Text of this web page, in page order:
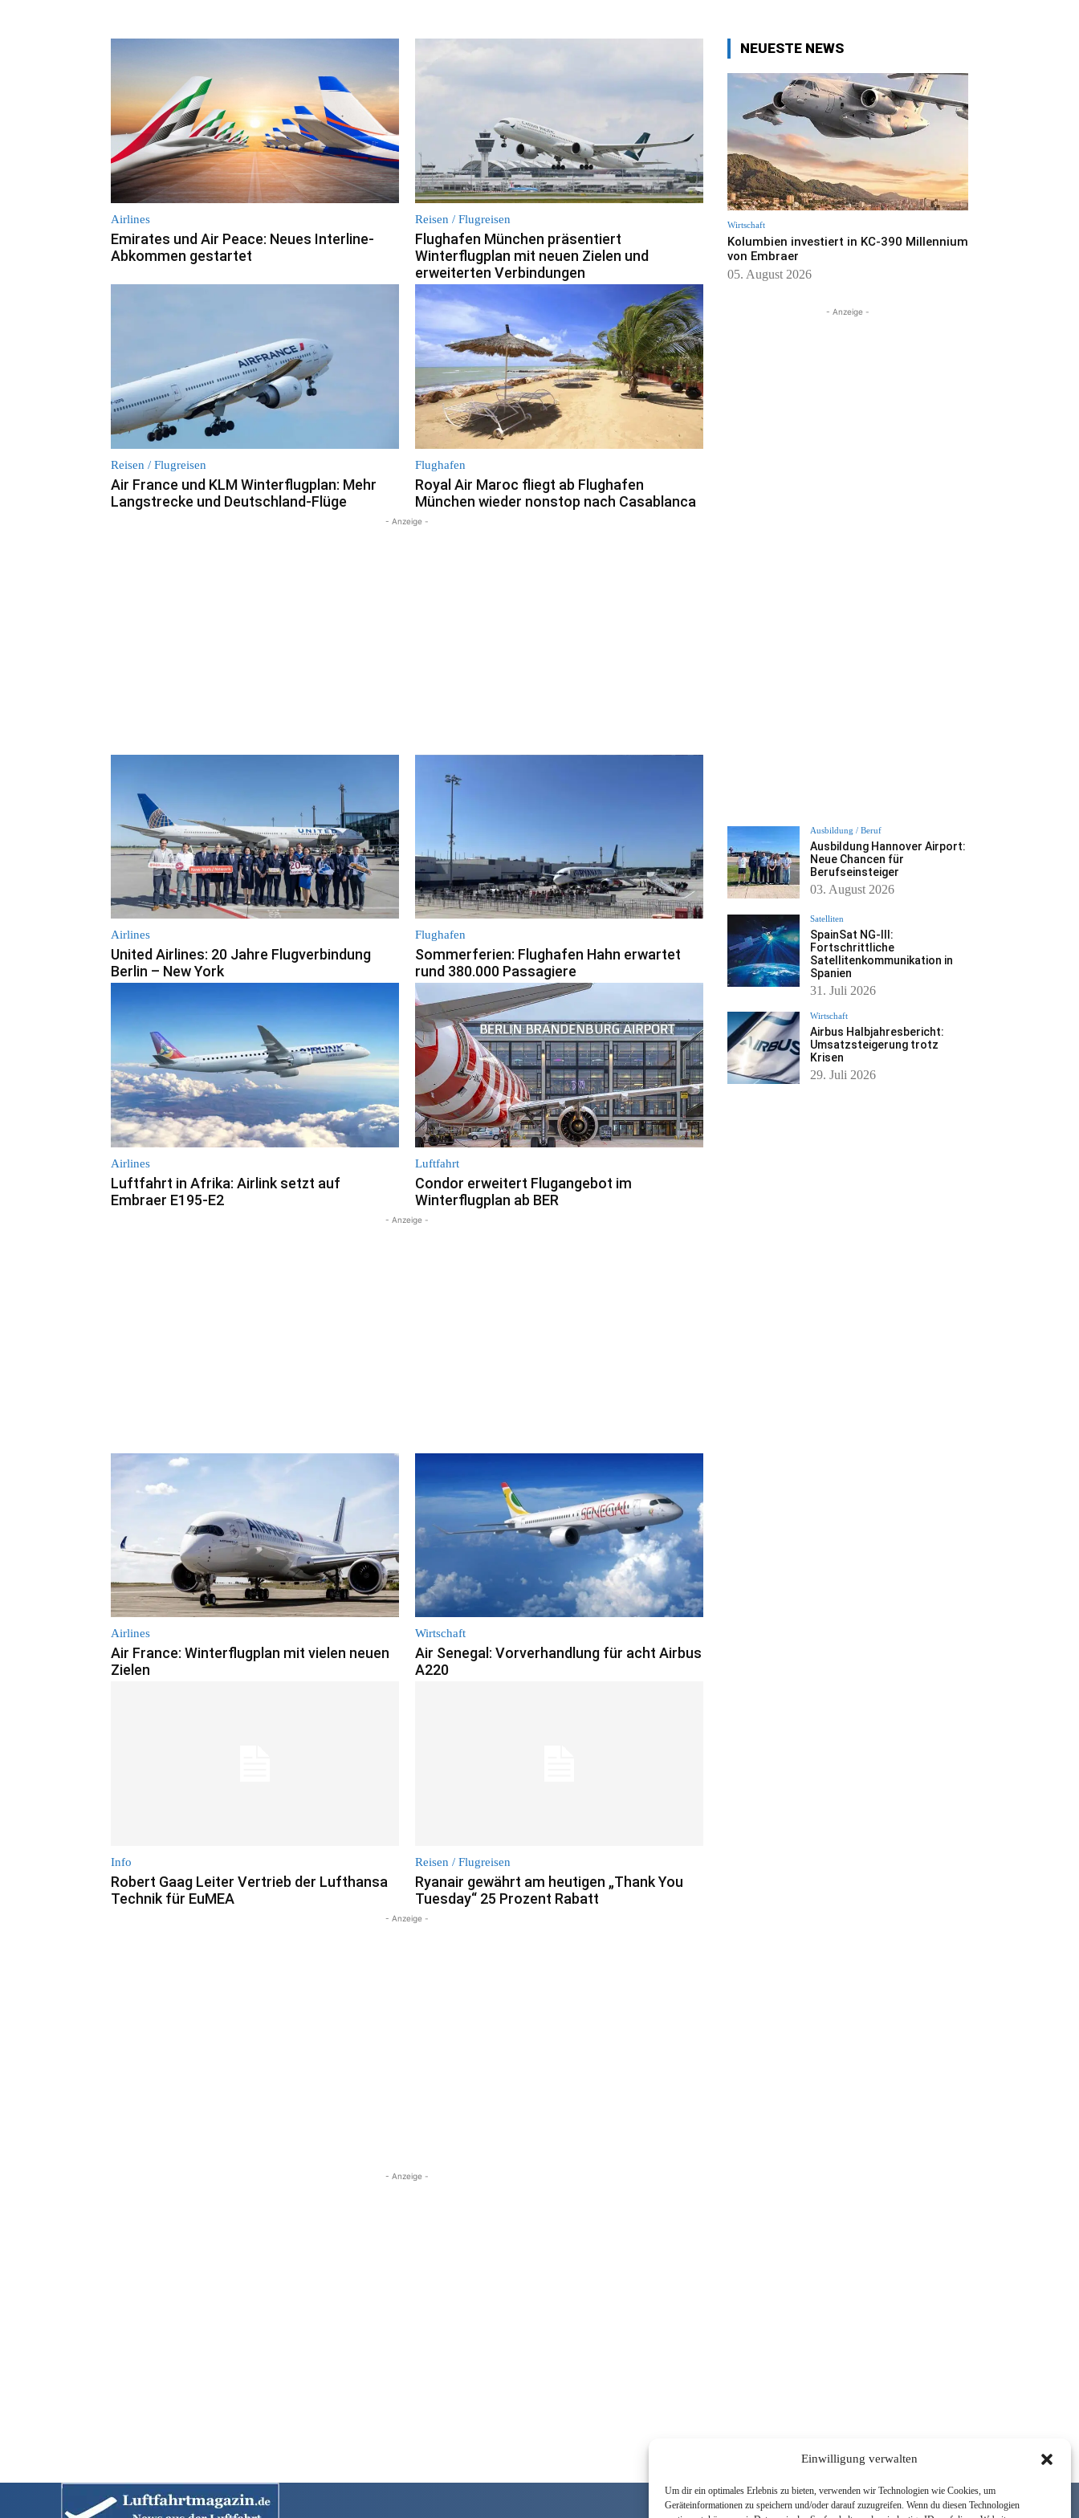
Einwilligung verwalten
Um dir ein optimales Erlebnis zu bieten, verwenden wir Technologien wie Cookies, um
Geräteinformationen zu speichern und/oder darauf zuzugreifen. Wenn du diesen Technologien
Airlines
Emirates und Air Peace: Neues Interline-
Abkommen gestartet
Reisen / Flugreisen
Flughafen München präsentiert
Winterflugplan mit neuen Zielen und
erweiterten Verbindungen
Reisen / Flugreisen
Air France und KLM Winterflugplan: Mehr
Langstrecke und Deutschland-Flüge
Flughafen
Royal Air Maroc fliegt ab Flughafen
München wieder nonstop nach Casablanca
- Anzeige -
Airlines
United Airlines: 20 Jahre Flugverbindung
Berlin – New York
Flughafen
Sommerferien: Flughafen Hahn erwartet
rund 380.000 Passagiere
Airlines
Luftfahrt in Afrika: Airlink setzt auf
Embraer E195-E2
Luftfahrt
Condor erweitert Flugangebot im
Winterflugplan ab BER
- Anzeige -
Airlines
Air France: Winterflugplan mit vielen neuen
Zielen
Wirtschaft
Air Senegal: Vorverhandlung für acht Airbus
A220
Info
Robert Gaag Leiter Vertrieb der Lufthansa
Technik für EuMEA
Reisen / Flugreisen
Ryanair gewährt am heutigen „Thank You
Tuesday“ 25 Prozent Rabatt
- Anzeige -
- Anzeige -
NEUESTE NEWS
Wirtschaft
Kolumbien investiert in KC-390 Millennium
von Embraer
05. August 2026
- Anzeige -
Ausbildung / Beruf
Ausbildung Hannover Airport:
Neue Chancen für
Berufseinsteiger
03. August 2026
Satelliten
SpainSat NG-III:
Fortschrittliche
Satellitenkommunikation in
Spanien
31. Juli 2026
Wirtschaft
Airbus Halbjahresbericht:
Umsatzsteigerung trotz
Krisen
29. Juli 2026